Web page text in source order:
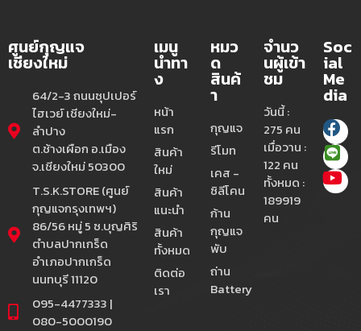
ศูนย์กุญแจ
เชียงใหม่
64/2-3 ถนนซุปเปอร์
ไฮเวย์ เชียงใหม่-
ลำปาง
ต.ช้างเผือก อ.เมือง
จ.เชียงใหม่ 50300
T.S.K.STORE (ศูนย์
กุญแจกรุงเทพฯ)
86/56 หมู่ 5 ซ.บุญศิริ
ตำบลปากเกร็ด
อำเภอปากเกร็ด
นนทบุรี 11120
095-4477333 |
080-5000190
เมนู
นำทา
ง
หน้า
แรก
สินค้า
ใหม่
สินค้า
แนะนำ
สินค้า
ทั้งหมด
ติดต่อ
เรา
หมว
ด
สินค้
า
กุญแจ
รีโมท
เคส -
ซิลีโคน
ก้าน
กุญแจ
พับ
ถ่าน
Battery
จำนว
นผู้เข้า
ชม
วันนี้ :
275 คน
เมื่อวาน :
122 คน
ทั้งหมด :
189919
คน
Soc
ial
Me
dia